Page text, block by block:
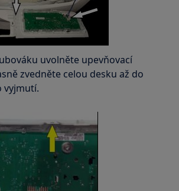
uvolněte upevňovací
zvedněte celou desku až do
vyjmutí.